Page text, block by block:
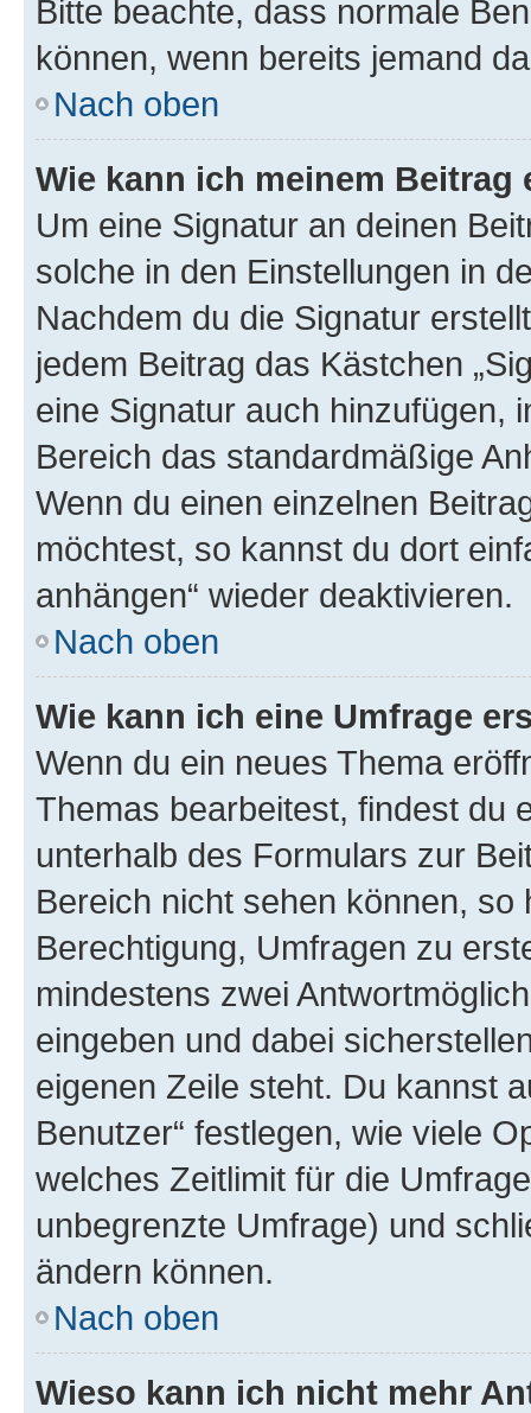
Bitte beachte, dass normale
können, wenn bereits jemand
Nach oben
Wie kann ich meinem
Um eine Signatur an deinen
solche in den Einstellungen in
Nachdem du die Signatur
jedem Beitrag das Kästchen
eine Signatur auch hinzufügen,
Bereich das standardmäßige
Wenn du einen einzelnen
möchtest, so kannst du dort
anhängen“ wieder deaktivieren.
Nach oben
Wie kann ich eine Umfrage
Wenn du ein neues Thema
Themas bearbeitest, findest du
unterhalb des Formulars zur
Bereich nicht sehen können,
Berechtigung, Umfragen zu
mindestens zwei
eingeben und dabei
eigenen Zeile steht. Du kannst
Benutzer“ festlegen, wie viele
welches Zeitlimit für die
unbegrenzte Umfrage) und
ändern können.
Nach oben
Wieso kann ich nicht mehr